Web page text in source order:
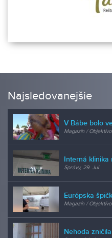
Najsledovanejšie
V Bábe bolo
Magazín /
Interná klinika
Správy, 29. Jul
Európska
Magazín /
Nehoda